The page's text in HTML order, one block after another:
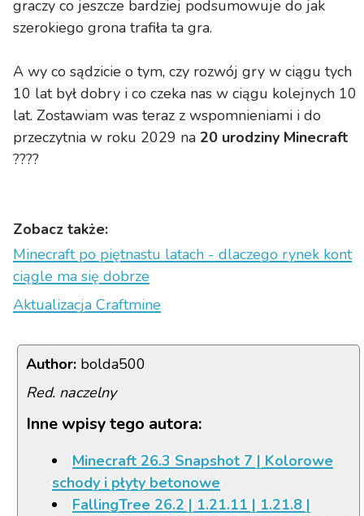
graczy co jeszcze bardziej podsumowuje do jak
szerokiego grona trafiła ta gra.
A wy co sądzicie o tym, czy rozwój gry w ciągu tych
10 lat był dobry i co czeka nas w ciągu kolejnych 10
lat. Zostawiam was teraz z wspomnieniami i do
przeczytnia w roku 2029 na 20 urodziny Minecraft
????
Zobacz także:
Minecraft po piętnastu latach - dlaczego rynek kont
ciągle ma się dobrze
Aktualizacja Craftmine
Author: bolda500
Red. naczelny
Inne wpisy tego autora:
Minecraft 26.3 Snapshot 7 | Kolorowe
schody i płyty betonowe
FallingTree 26.2 | 1.21.11 | 1.21.8 |